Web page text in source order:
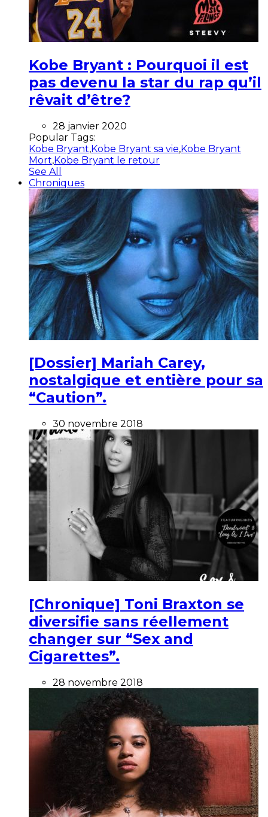
Kobe Bryant : Pourquoi il est
pas devenu la star du rap qu’il
rêvait d’être?
28 janvier 2020
Popular Tags:
Kobe Bryant,Kobe Bryant sa vie,Kobe Bryant
Mort,Kobe Bryant le retour
See All
Chroniques
[Dossier] Mariah Carey,
nostalgique et entière pour sa
“Caution”.
30 novembre 2018
[Chronique] Toni Braxton se
diversifie sans réellement
changer sur “Sex and
Cigarettes”.
28 novembre 2018